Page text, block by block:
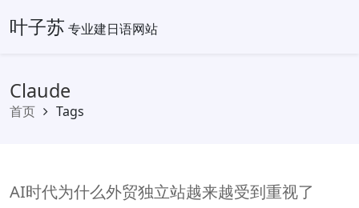
叶子苏 专业建日语网站
Claude
首页 Tags
AI时代为什么外贸独立站越来越受到重视了